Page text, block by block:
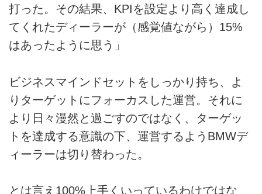
打った。その結果、KPIを設定より高く達成し
てくれたディーラーが（感覚値ながら）15%
はあったように思う」
ビジネスマインドセットをしっかり持ち、よ
りターゲットにフォーカスした運営。それに
より日々漫然と過ごすのではなく、ターゲッ
トを達成する意識の下、運営するようBMWデ
ィーラーは切り替わった。
とは言え100%上手くいっているわけではな